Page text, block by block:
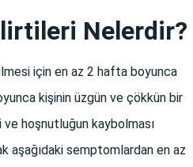
Nelerdir?
için en az 2 hafta boyunca
kişinin üzgün ve çökkün bir
hoşnutluğun kaybolması
aşağıdaki semptomlardan en az